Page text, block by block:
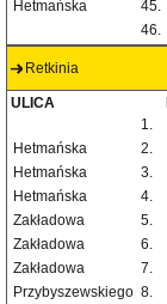
Hetmańska
45.
46.
Retkinia
ULICA
1.
Hetmańska
2.
Hetmańska
3.
Hetmańska
4.
Zakładowa
5.
Zakładowa
6.
Zakładowa
7.
Przybyszewskiego 8.